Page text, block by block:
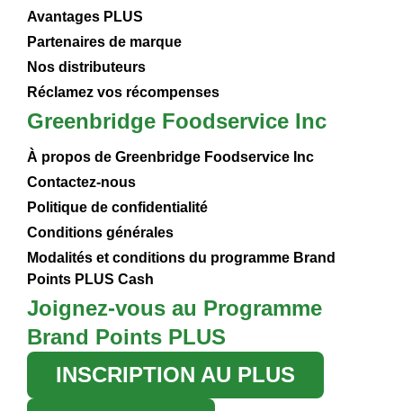
Avantages PLUS
Partenaires de marque
Nos distributeurs
Réclamez vos récompenses
Greenbridge Foodservice Inc
À propos de Greenbridge Foodservice Inc
Contactez-nous
Politique de confidentialité
Conditions générales
Modalités et conditions du programme Brand
Points PLUS Cash
Joignez-vous au Programme
Brand Points PLUS
INSCRIPTION AU PLUS